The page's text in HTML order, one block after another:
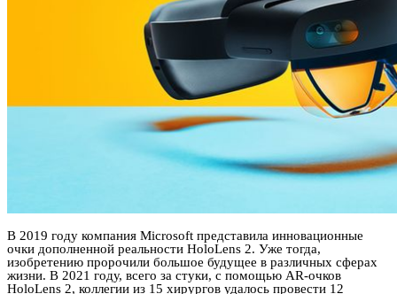
В 2019 году компания Microsoft представила инновационные
очки дополненной реальности HoloLens 2. Уже тогда,
изобретению пророчили большое будущее в различных сферах
жизни. В 2021 году, всего за стуки, с помощью AR-очков
HoloLens 2, коллегии из 15 хирургов удалось провести 12